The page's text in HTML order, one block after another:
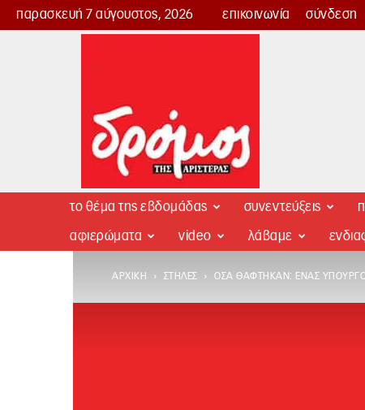
παρασκευή 7 αύγουστος, 2026 επικοινωνία σύνδεση
Δρόμος
το θέμα της εβδομάδας συνεντεύξεις
αφιερώματα video λάβαμε
ΑΡΧΙΚΉ ΣΤΉΛΕΣ ΌΣΑ ΘΆΦΤΗΚΑΝ: ΈΝΑΣ